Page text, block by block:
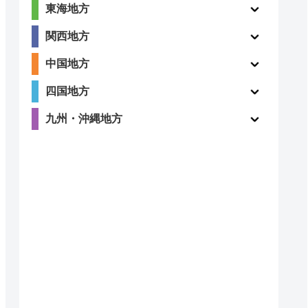
東海地方
関西地方
中国地方
四国地方
九州・沖縄地方